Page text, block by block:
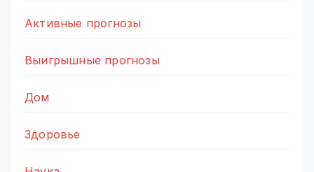
Активные прогнозы
Выигрышные прогнозы
Дом
Здоровье